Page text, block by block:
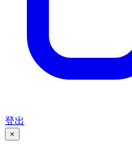
登出
×